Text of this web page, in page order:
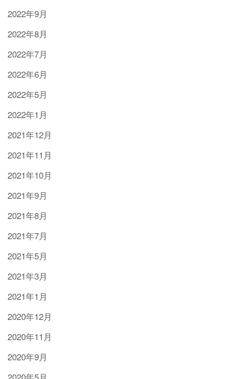
2022年9月
2022年8月
2022年7月
2022年6月
2022年5月
2022年1月
2021年12月
2021年11月
2021年10月
2021年9月
2021年8月
2021年7月
2021年5月
2021年3月
2021年1月
2020年12月
2020年11月
2020年9月